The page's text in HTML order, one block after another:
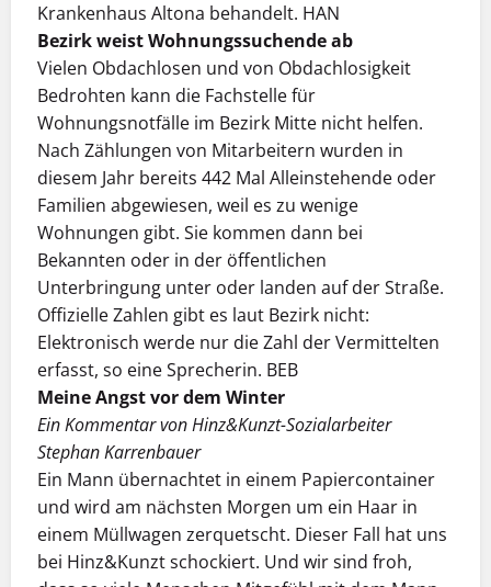
Krankenhaus Altona behandelt. HAN
Bezirk weist Wohnungssuchende ab
Vielen Obdachlosen und von Obdachlosigkeit
Bedrohten kann die Fachstelle für
Wohnungsnotfälle im Bezirk Mitte nicht helfen.
Nach Zählungen von Mitarbeitern wurden in
diesem Jahr bereits 442 Mal Alleinstehende oder
Familien abgewiesen, weil es zu wenige
Wohnungen gibt. Sie kommen dann bei
Bekannten oder in der öffentlichen
Unterbringung unter oder landen auf der Straße.
Offizielle Zahlen gibt es laut Bezirk nicht:
Elektronisch werde nur die Zahl der Vermittelten
erfasst, so eine Sprecherin. BEB
Meine Angst vor dem Winter
Ein Kommentar von Hinz&Kunzt-Sozialarbeiter
Stephan Karrenbauer
Ein Mann übernachtet in einem Papiercontainer
und wird am nächsten Morgen um ein Haar in
einem Müllwagen zerquetscht. Dieser Fall hat uns
bei Hinz&Kunzt schockiert. Und wir sind froh,